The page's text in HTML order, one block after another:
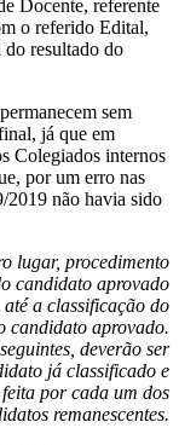
Docente, referente
o referido Edital,
resultado do
sem
já que em
Colegiados internos
por um erro nas
2019 não havia sido
lugar, procedimento
candidato aprovado
até a classificação do
candidato aprovado.
deverão ser
já classificado e
por cada um dos
remanescentes.